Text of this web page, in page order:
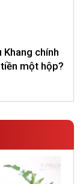
Khang chính
một hộp?